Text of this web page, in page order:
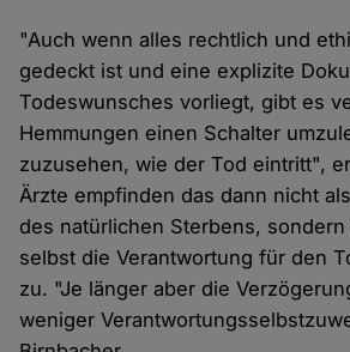
"Auch wenn alles rechtlich und
gedeckt ist und eine explizite
Todeswunsches vorliegt, gibt es
Hemmungen einen Schalter
zuzusehen, wie der Tod eintritt",
Ärzte empfinden das dann nicht
des natürlichen Sterbens,
selbst die Verantwortung für den
zu. "Je länger aber die
weniger